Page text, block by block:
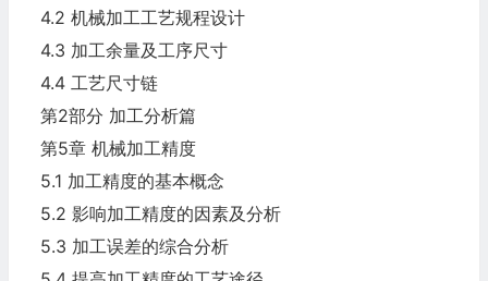
4.2 机械加工工艺规程设计
4.3 加工余量及工序尺寸
4.4 工艺尺寸链
第2部分 加工分析篇
第5章 机械加工精度
5.1 加工精度的基本概念
5.2 影响加工精度的因素及分析
5.3 加工误差的综合分析